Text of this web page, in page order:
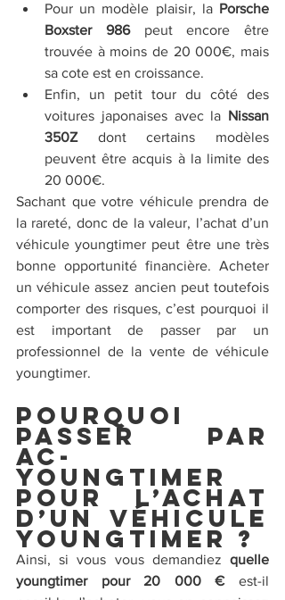
Pour un modèle plaisir, la Porsche
Boxster 986 peut encore être
trouvée à moins de 20 000€, mais
sa cote est en croissance.
Enfin, un petit tour du côté des
voitures japonaises avec la Nissan
350Z dont certains modèles
peuvent être acquis à la limite des
20 000€.
Sachant que votre véhicule prendra de
la rareté, donc de la valeur, l’achat d’un
véhicule youngtimer peut être une très
bonne opportunité financière. Acheter
un véhicule assez ancien peut toutefois
comporter des risques, c’est pourquoi il
est important de passer par un
professionnel de la vente de véhicule
youngtimer.
Pourquoi
passer par
AC-
Youngtimer
pour l’achat
d’un véhicule
youngtimer ?
Ainsi, si vous vous demandiez quelle
youngtimer pour 20 000 € est-il